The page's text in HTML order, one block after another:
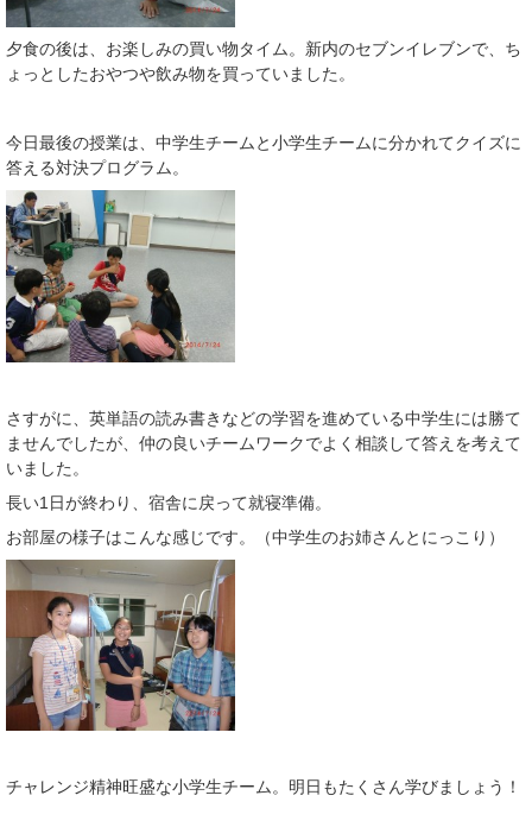
夕食の後は、お楽しみの買い物タイム。新内のセブンイレブンで、ち
ょっとしたおやつや飲み物を買っていました。
今日最後の授業は、中学生チームと小学生チームに分かれてクイズに
答える対決プログラム。
さすがに、英単語の読み書きなどの学習を進めている中学生には勝て
ませんでしたが、仲の良いチームワークでよく相談して答えを考えて
いました。
長い1日が終わり、宿舎に戻って就寝準備。
お部屋の様子はこんな感じです。（中学生のお姉さんとにっこり）
チャレンジ精神旺盛な小学生チーム。明日もたくさん学びましょう！